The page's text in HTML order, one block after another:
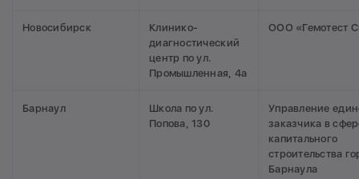
Новосибирск
Клинико-
диагностический
центр по ул.
Промышленная, 4а
ООО «Гемотест
Барнаул
Школа по ул.
Попова, 130
Управление
заказчика в
капитального
строительства
Барнаула